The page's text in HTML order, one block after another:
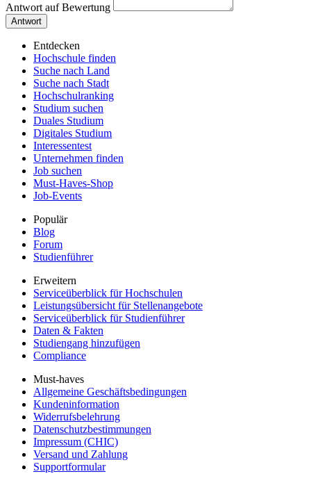
Antwort auf Bewertung
Antwort
Entdecken
Hochschule finden
Suche nach Land
Suche nach Stadt
Hochschulranking
Studium suchen
Duales Studium
Digitales Studium
Interessentest
Unternehmen finden
Job suchen
Must-Haves-Shop
Job-Events
Populär
Blog
Forum
Studienführer
Erweitern
Serviceüberblick für Hochschulen
Leistungsübersicht für Stellenangebote
Serviceüberblick für Studienführer
Daten & Fakten
Studiengang hinzufügen
Compliance
Must-haves
Allgemeine Geschäftsbedingungen
Kundeninformation
Widerrufsbelehrung
Datenschutzbestimmungen
Impressum (CHIC)
Versand und Zahlung
Supportformular